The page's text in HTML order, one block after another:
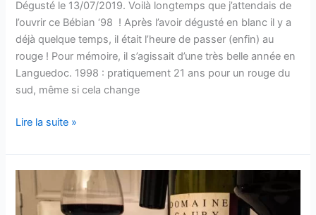
Dégusté le 13/07/2019. Voilà longtemps que j’attendais de
l’ouvrir ce Bébian ‘98 ! Après l’avoir dégusté en blanc il y a
déjà quelque temps, il était l’heure de passer (enfin) au
rouge ! Pour mémoire, il s’agissait d’une très belle année en
Languedoc. 1998 : pratiquement 21 ans pour un rouge du
sud, même si cela change
Coteaux
Languedoc
–
1998
–
Lire la suite »